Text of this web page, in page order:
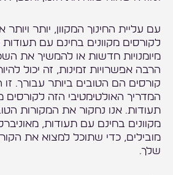
עם עליית החינוך המקוון, יותר ויותר
לקורסים מקוונים בחינם עם
מיומנויות חדשות או להמשיך את
הרבה אפשרויות זמינות, זה יכול
קורסים הם הטובים ביותר עבורך.
המדריך האולטימטיבי הזה לקורסים
תעודות. אנו נחקור את המקורות
מקוונים בחינם עם תעודות,
מובילים, כדי שתוכל למצוא את
שלך.